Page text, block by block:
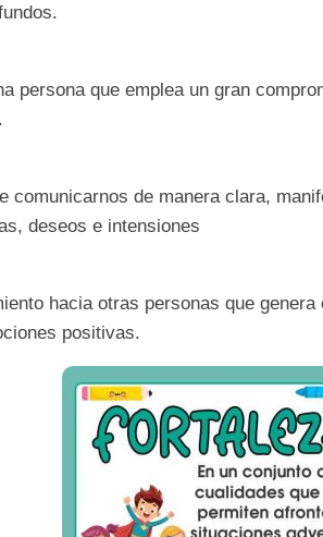
persona que emplea un gran
comunicarnos de manera clara,
deseos e intensiones
hacia otras personas que genera
positivas.